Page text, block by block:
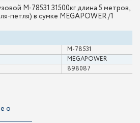
M-78531 31500кг длина 5 метров,
петля) в сумке MEGAPOWER /1
M-78531
MEGAPOWER
898087
о